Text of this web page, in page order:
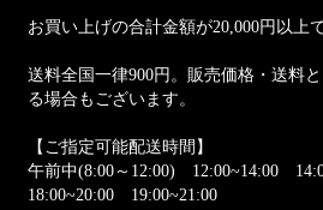
お買い上げの合計金額が20,000円以上
送料全国一律900円。販売価格・送料
る場合もございます。
【ご指定可能配送時間】
午前中(8:00～12:00) 12:00~14:00
18:00~20:00 19:00~21:00